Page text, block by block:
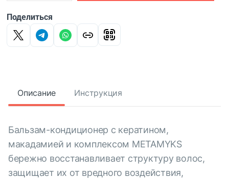
Поделиться
Описание Инструкция
Бальзам-кондиционер с кератином,
макадамией и комплексом METAMYKS
бережно восстанавливает структуру волос,
защищает их от вредного воздействия,